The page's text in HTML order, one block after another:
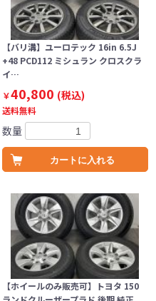
【バリ溝】ユーロテック 16in 6.5J
+48 PCD112 ミシュラン クロスクラ
イ…
￥40,800 (税込)
送料無料
数量
カートに入れる
【ホイールのみ販売可】トヨタ 150